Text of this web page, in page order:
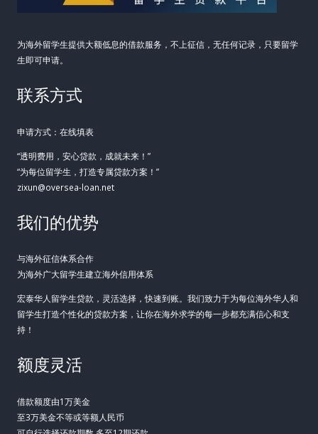
为海外留学生提供大额低息的借款服务，不上征信，无任何记录，只要留学
生即可申请。
联系方式
申请方式：在线填表
“透明费用，安心贷款，成就未来！”
“为每位留学生，打造专属贷款方案！”
zixun@oversea-loan.net
我们的优势
与海外征信体系合作
为海外广大留学生建立海外信用体系
宏泰华人留学生贷款，灵活选择，快速到账。我们致力于为每位海外华人和
留学生打造个性化的贷款方案，让你在海外求学的每一步都充满信心和支
持！
额度灵活
借款额度由1万美金
至3万美金不等或等额人民币